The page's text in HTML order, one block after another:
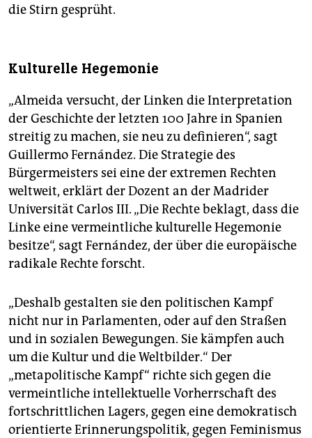
die Stirn gesprüht.
Kulturelle Hegemonie
„Almeida versucht, der Linken die Interpretation
der Geschichte der letzten 100 Jahre in Spanien
streitig zu machen, sie neu zu definieren“, sagt
Guillermo Fernández. Die Strate­gie des
Bürgermeisters sei eine der extremen Rechten
weltweit, erklärt der Dozent an der Madrider
Universität Carlos III. „Die Rechte beklagt, dass die
Linke eine vermeintliche kulturelle Hegemonie
besitze“, sagt Fernández, der über die europäische
radikale Rechte forscht.
„Deshalb gestalten sie den politischen Kampf
nicht nur in Parlamenten, oder auf den Straßen
und in sozialen Bewegungen. Sie kämpfen auch
um die Kultur und die Weltbilder.“ Der
„metapolitische Kampf“ richte sich gegen die
vermeintliche intellektuelle Vorherrschaft des
fortschrittlichen Lagers, gegen eine demokratisch
orientierte Erinnerungspolitik, gegen Feminismus